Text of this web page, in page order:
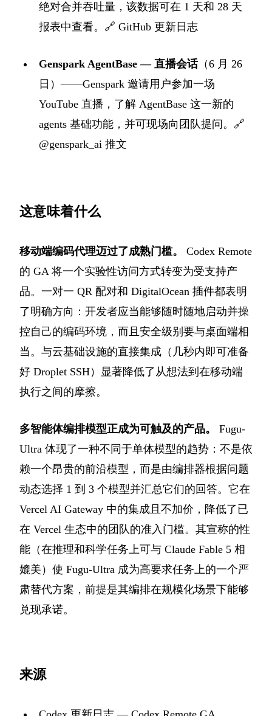
绝对合并吞吐量，该数据可在 1 天和 28 天
报表中查看。🔗 GitHub 更新日志
Genspark AgentBase — 直播会话（6 月 26
日）——Genspark 邀请用户参加一场
YouTube 直播，了解 AgentBase 这一新的
agents 基础功能，并可现场向团队提问。🔗
@genspark_ai 推文
这意味着什么
移动端编码代理迈过了成熟门槛。
Codex Remote
的 GA 将一个实验性访问方式转变为受支持产
品。一对一 QR 配对和 DigitalOcean 插件都表明
了明确方向：开发者应当能够随时随地启动并操
控自己的编码环境，而且安全级别要与桌面端相
当。与云基础设施的直接集成（几秒内即可准备
好 Droplet SSH）显著降低了从想法到在移动端
执行之间的摩擦。
多智能体编排模型正成为可触及的产品。
Fugu-
Ultra 体现了一种不同于单体模型的趋势：不是依
赖一个昂贵的前沿模型，而是由编排器根据问题
动态选择 1 到 3 个模型并汇总它们的回答。它在
Vercel AI Gateway 中的集成且不加价，降低了已
在 Vercel 生态中的团队的准入门槛。其宣称的性
能（在推理和科学任务上可与 Claude Fable 5 相
媲美）使 Fugu-Ultra 成为高要求任务上的一个严
肃替代方案，前提是其编排在规模化场景下能够
兑现承诺。
来源